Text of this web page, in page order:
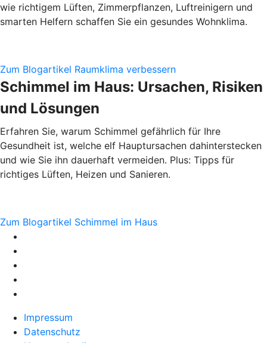
wie richtigem Lüften, Zimmerpflanzen, Luftreinigern und
smarten Helfern schaffen Sie ein gesundes Wohnklima.
Zum Blogartikel Raumklima verbessern
Schimmel im Haus: Ursachen, Risiken
und Lösungen
Erfahren Sie, warum Schimmel gefährlich für Ihre
Gesundheit ist, welche elf Hauptursachen dahinterstecken
und wie Sie ihn dauerhaft vermeiden. Plus: Tipps für
richtiges Lüften, Heizen und Sanieren.
Zum Blogartikel Schimmel im Haus
Impressum
Datenschutz